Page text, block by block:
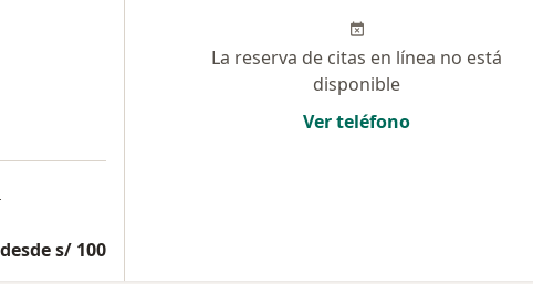
desde s/ 100
La reserva de citas en línea no está
disponible
Ver teléfono